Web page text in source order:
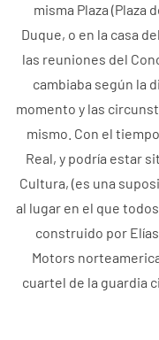
misma Plaza (Plaza
Duque, o en la casa
las reuniones del
cambiaba según la
momento y las
mismo. Con el
Real, y podría estar
Cultura, (es una
al lugar en el que
construido por
Motors
cuartel de la guardia